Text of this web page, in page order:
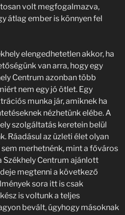
volt megfogalmazva,
átlag ember is könnyen fel
elengedhetetlen akkor, ha
van arra, hogy egy
Centrum azonban több
nem egy jó ötlet. Egy
munka jár, amiknek ha
nézhetünk elébe. A
szolgáltatás keretein belül
Ráadásul az üzleti élet olyan
merhetnénk, mint a főváros
Székhely Centrum ajánlott
megtenni a következő
sora itt is csak
is voltunk a teljes
bevált, úgyhogy másoknak